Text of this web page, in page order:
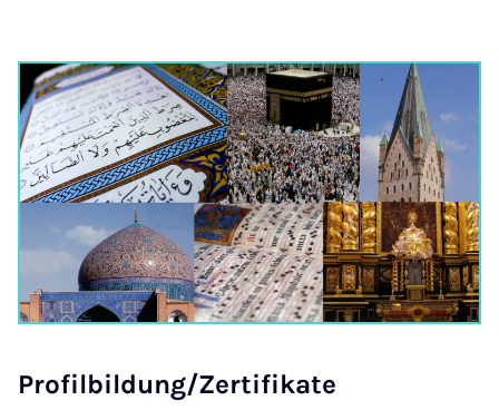
Pro­fil­b­ildung/Zer­ti­fikate